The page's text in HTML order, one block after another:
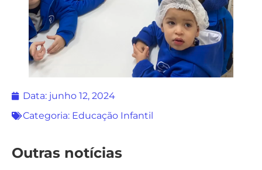
Data: junho 12, 2024
Categoria: Educação Infantil
Outras notícias